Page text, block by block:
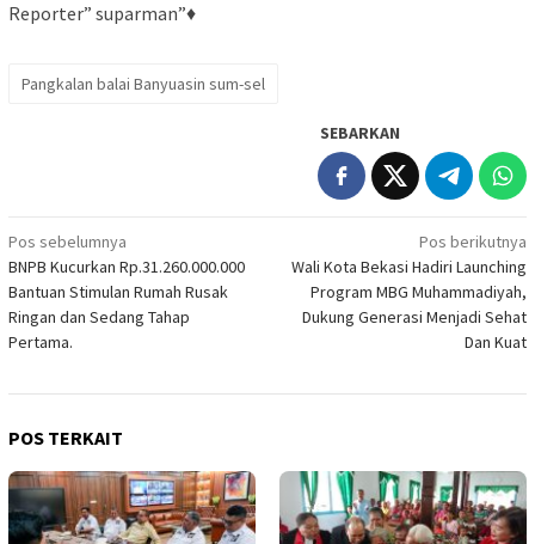
Reporter” suparman”♦
Pangkalan balai Banyuasin sum-sel
SEBARKAN
Navigasi
pos
Pos sebelumnya
BNPB Kucurkan Rp.31.260.000.000
Bantuan Stimulan Rumah Rusak
Ringan dan Sedang Tahap
Pertama.
Pos berikutnya
Wali Kota Bekasi Hadiri Launching
Program MBG Muhammadiyah,
Dukung Generasi Menjadi Sehat
Dan Kuat
POS TERKAIT